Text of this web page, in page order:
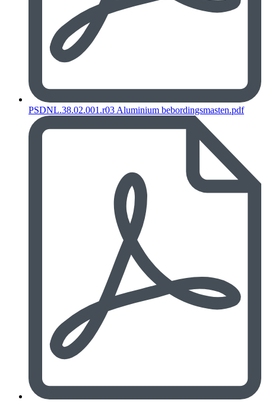
PSDNL.38.02.001.r03 Aluminium bebordingsmasten.pdf